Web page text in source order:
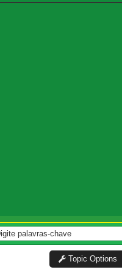
Topic Options